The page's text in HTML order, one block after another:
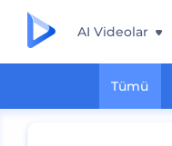
AI Videolar
Tümü